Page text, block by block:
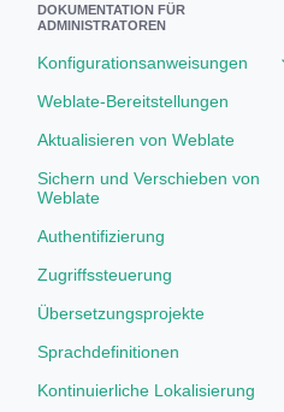
DOKUMENTATION FÜR
ADMINISTRATOREN
Konfigurationsanweisungen
Weblate-Bereitstellungen
Aktualisieren von Weblate
Sichern und Verschieben von
Weblate
Authentifizierung
Zugriffssteuerung
Übersetzungsprojekte
Sprachdefinitionen
Kontinuierliche Lokalisierung